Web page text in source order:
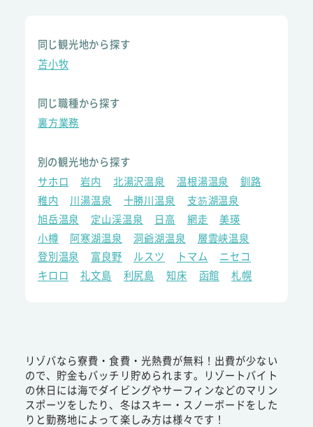
同じ観光地から探す
苫小牧
同じ職種から探す
裏方業務
別の観光地から探す
サホロ
岩内 北湯沢温泉 温根湯温泉
釧路
稚内
川湯温泉 十勝川温泉
支笏湖温泉
旭岳温泉
定山渓温泉 日高 網走
美瑛
小樽
阿寒湖温泉 洞爺湖温泉
層雲峡温泉
登別温泉
富良野 ルスツ トマム
ニセコ
キロロ
礼文島 利尻島 知床 函館 札幌
リゾバなら寮費・食費・光熱費が無料！出費が少ない
ので、貯金もバッチリ貯められます。リゾートバイト
の休日には海でダイビングやサーフィンなどのマリン
スポーツをしたり、冬はスキー・スノーボードをした
りと勤務地によって楽しみ方は様々です！